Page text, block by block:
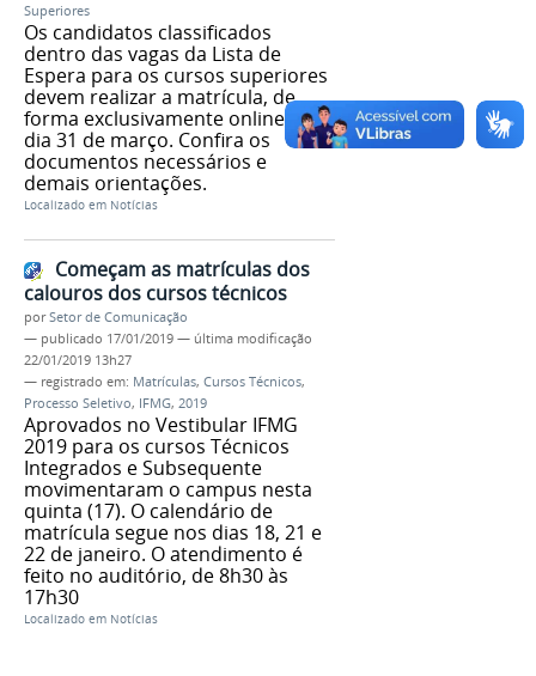
Superiores
Os candidatos classificados
dentro das vagas da Lista de
Espera para os cursos superiores
devem realizar a matrícula, de
forma exclusivamente online, no
dia 31 de março. Confira os
documentos necessários e
demais orientações.
Localizado em Notícias
Começam as matrículas dos
calouros dos cursos técnicos
porSetor de Comunicação
— publicado 17/01/2019 — última modificação
22/01/2019 13h27
— registrado em: Matrículas, Cursos Técnicos,
Processo Seletivo, IFMG, 2019
Aprovados no Vestibular IFMG
2019 para os cursos Técnicos
Integrados e Subsequente
movimentaram o campus nesta
quinta (17). O calendário de
matrícula segue nos dias 18, 21 e
22 de janeiro. O atendimento é
feito no auditório, de 8h30 às
17h30
Localizado em Notícias